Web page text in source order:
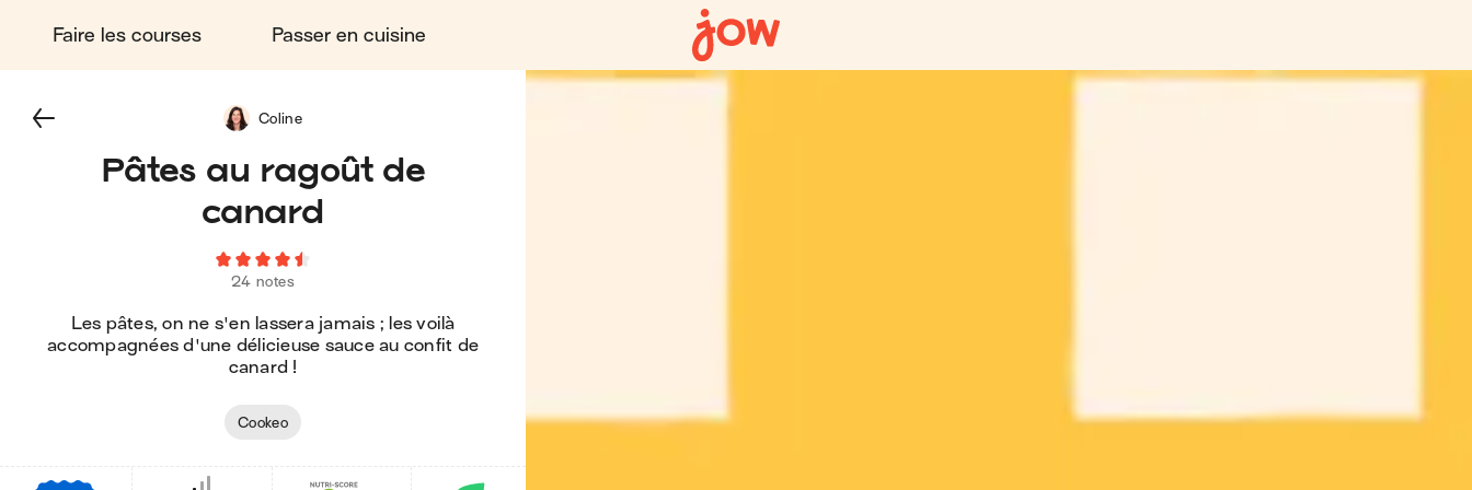
Faire les courses Passer en cuisine
Pâtes au ragoût de
canard
24 notes
Les pâtes, on ne s'en lassera jamais ; les voilà
accompagnées d'une délicieuse sauce au confit de
canard !
Coline
Cookeo